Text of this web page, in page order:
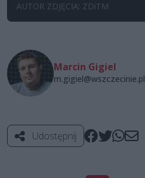
AUTOR ZDJĘCIA: ZDiTM
Marcin Gigiel
m.gigiel@wszczecinie.pl
Udostępnij